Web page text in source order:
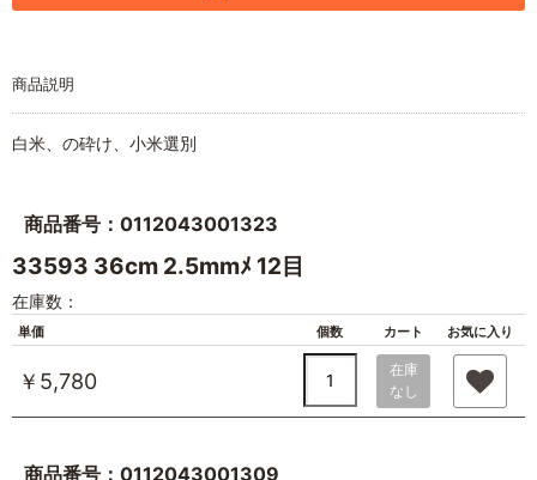
商品説明
白米、の砕け、小米選別
商品番号：0112043001323
33593 36cm 2.5mmﾒ 12目
在庫数：
単価 個数 カート お気に入り
￥5,780
在庫
なし
商品番号：0112043001309